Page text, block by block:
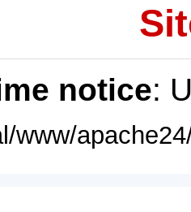
notice:
www/